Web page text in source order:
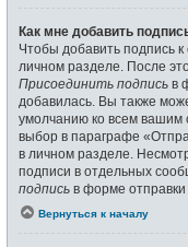
Как мне добавить
Чтобы добавить подпись
личном разделе. После
Присоединить подпись в
добавилась. Вы также
умолчанию ко всем вашим
выбор в параграфе
в личном разделе.
подписи в отдельных
подпись в форме
Вернуться к началу